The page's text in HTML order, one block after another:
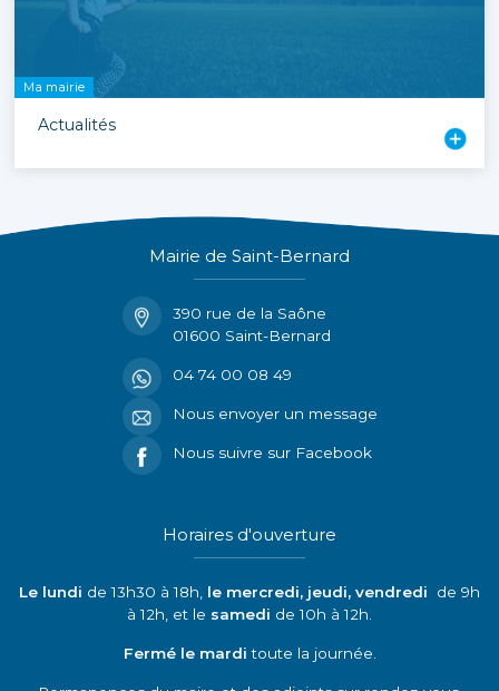
Ma mairie
Actualités
Mairie de Saint-Bernard
390 rue de la Saône
01600 Saint-Bernard
04 74 00 08 49
Nous envoyer un message
Nous suivre sur Facebook
Horaires d'ouverture
Le lundi de 13h30 à 18h, le mercredi, jeudi, vendredi de 9h
à 12h, et le samedi de 10h à 12h.
Fermé le marditoute la journée.